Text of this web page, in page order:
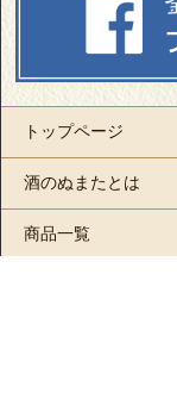
トップページ
酒のぬまたとは
商品一覧